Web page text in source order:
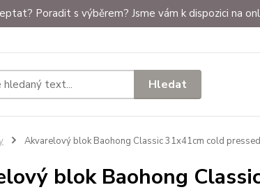
Poradit s výběrem? Jsme vám k dispozici na
Hledat
Akvarelový blok Baohong Classic 31x41cm cold
blok Baohong